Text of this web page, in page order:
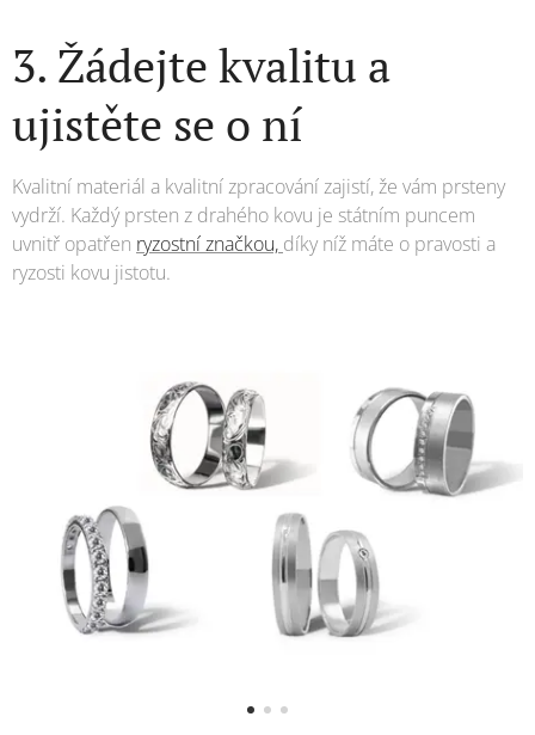
3. Žádejte kvalitu a
ujistěte se o ní
Kvalitní materiál a kvalitní zpracování zajistí, že vám prsteny
vydrží. Každý prsten z drahého kovu je státním puncem
uvnitř opatřen ryzostní značkou, díky níž máte o pravosti a
ryzosti kovu jistotu.